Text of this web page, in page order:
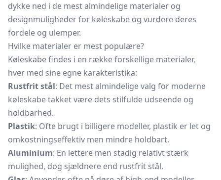
dykke ned i de mest almindelige materialer og
designmuligheder for køleskabe og vurdere deres
fordele og ulemper.
Hvilke materialer er mest populære?
Køleskabe findes i en række forskellige materialer,
hver med sine egne karakteristika:
Rustfrit stål: Det mest almindelige valg for moderne
køleskabe takket være dets stilfulde udseende og
holdbarhed.
Plastik: Ofte brugt i billigere modeller, plastik er let og
omkostningseffektiv men mindre holdbart.
Aluminium: En lettere men stadig relativt stærk
mulighed, dog sjældnere end rustfrit stål.